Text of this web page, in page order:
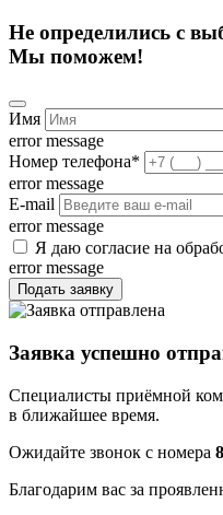
Не определились с
Мы поможем!
Имя
error message
Номер телефона*
error message
E-mail
error message
Я даю согласие на
error message
Подать заявку
Заявка успешно
Специалисты приёмной
в ближайшее время.
Ожидайте звонок с номера
Благодарим вас за